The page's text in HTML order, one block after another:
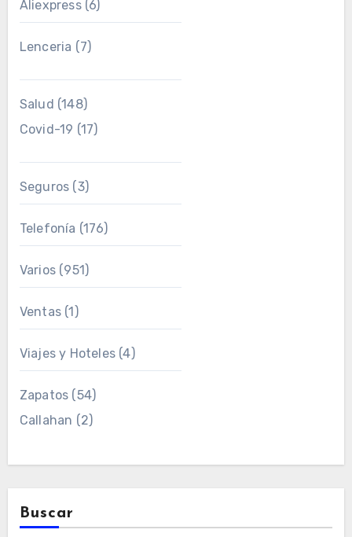
Aliexpress(6)
Lenceria (7)
Salud (148)
Covid-19 (17)
Seguros (3)
Telefonía (176)
Varios(951)
Ventas(1)
Viajes y Hoteles(4)
Zapatos (54)
Callahan (2)
Buscar